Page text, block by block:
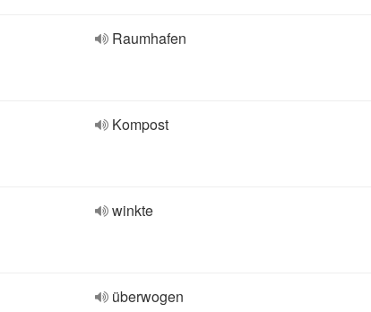
Raumhafen
Kompost
winkte
überwogen